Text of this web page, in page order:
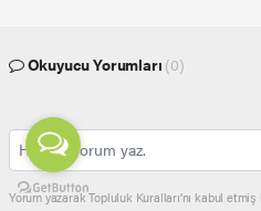
Okuyucu Yorumları (0)
Yorum yazarak Topluluk Kuralları’nı kabul